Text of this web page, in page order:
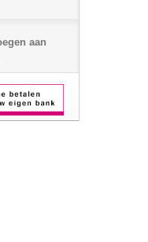
aan